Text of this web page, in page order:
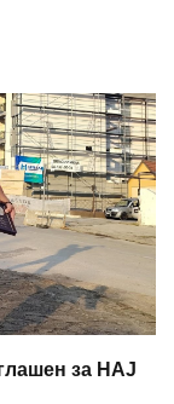
за НАЈ